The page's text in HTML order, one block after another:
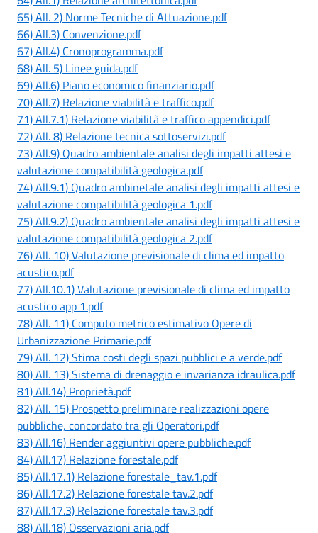
65) All. 2) Norme Tecniche di Attuazione.pdf
66) All.3) Convenzione.pdf
67) All.4) Cronoprogramma.pdf
68) All. 5) Linee guida.pdf
69) All.6) Piano economico finanziario.pdf
70) All.7) Relazione viabilità e traffico.pdf
71) All.7.1) Relazione viabilità e traffico appendici.pdf
72) All. 8) Relazione tecnica sottoservizi.pdf
73) All.9) Quadro ambientale analisi degli impatti attesi e
valutazione compatibilità geologica.pdf
74) All.9.1) Quadro ambinetale analisi degli impatti attesi e
valutazione compatibilità geologica 1.pdf
75) All.9.2) Quadro ambientale analisi degli impatti attesi e
valutazione compatibilità geologica 2.pdf
76) All. 10) Valutazione previsionale di clima ed impatto
acustico.pdf
77) All.10.1) Valutazione previsionale di clima ed impatto
acustico app 1.pdf
78) All. 11) Computo metrico estimativo Opere di
Urbanizzazione Primarie.pdf
79) All. 12) Stima costi degli spazi pubblici e a verde.pdf
80) All. 13) Sistema di drenaggio e invarianza idraulica.pdf
81) All.14) Proprietà.pdf
82) All. 15) Prospetto preliminare realizzazioni opere
pubbliche, concordato tra gli Operatori.pdf
83) All.16) Render aggiuntivi opere pubbliche.pdf
84) All.17) Relazione forestale.pdf
85) All.17.1) Relazione forestale_tav.1.pdf
86) All.17.2) Relazione forestale tav.2.pdf
87) All.17.3) Relazione forestale tav.3.pdf
88) All.18) Osservazioni aria.pdf